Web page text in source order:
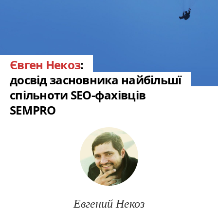
Євген Некоз:
досвід засновника найбільшї
спільноти SEO-фахівців
SEMPRO
Евгений Некоз